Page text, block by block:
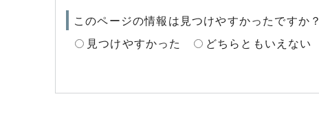
このページの情報は見つけやすかったですか？
見つけやすかった
どちらともいえない